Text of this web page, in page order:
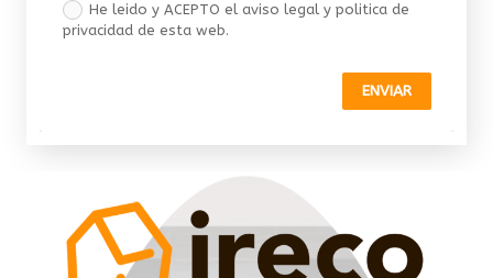
He leido y ACEPTO el aviso legal y politica de
privacidad de esta web.
ENVIAR